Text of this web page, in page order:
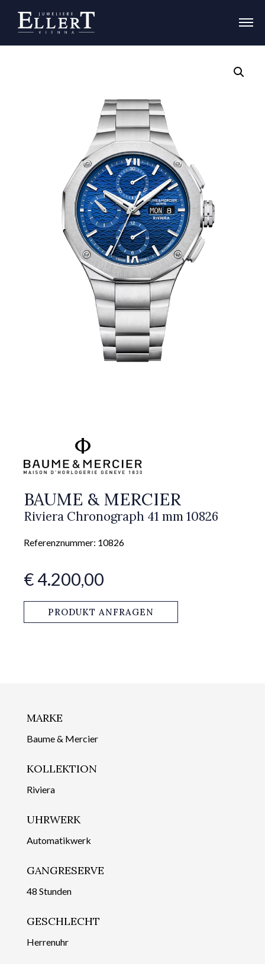
BAUME & MERCIER
Riviera Chronograph 41 mm 10826
Referenznummer: 10826
€ 4.200,00
PRODUKT ANFRAGEN
MARKE
Baume & Mercier
KOLLEKTION
Riviera
UHRWERK
Automatikwerk
GANGRESERVE
48 Stunden
GESCHLECHT
Herrenuhr